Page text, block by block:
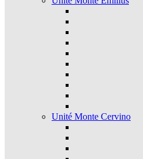
Unité Monte Cervino